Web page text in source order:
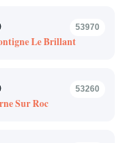
53970
Le Brillant
53260
Sur Roc